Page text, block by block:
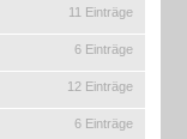
11 Einträge
6 Einträge
12 Einträge
6 Einträge